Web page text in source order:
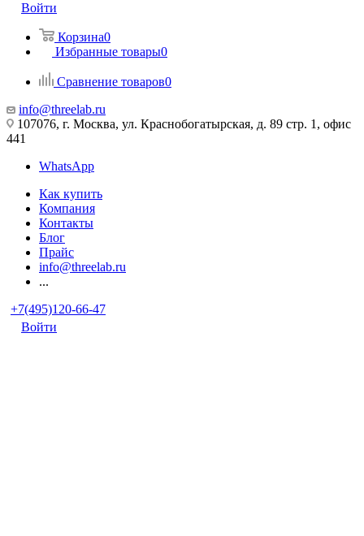
Войти
Корзина0
Избранные товары0
Сравнение товаров0
info@threelab.ru
107076, г. Москва, ул. Краснобогатырская, д. 89 стр. 1, офис
441
WhatsApp
Как купить
Компания
Контакты
Блог
Прайс
info@threelab.ru
...
+7(495)120-66-47
Войти